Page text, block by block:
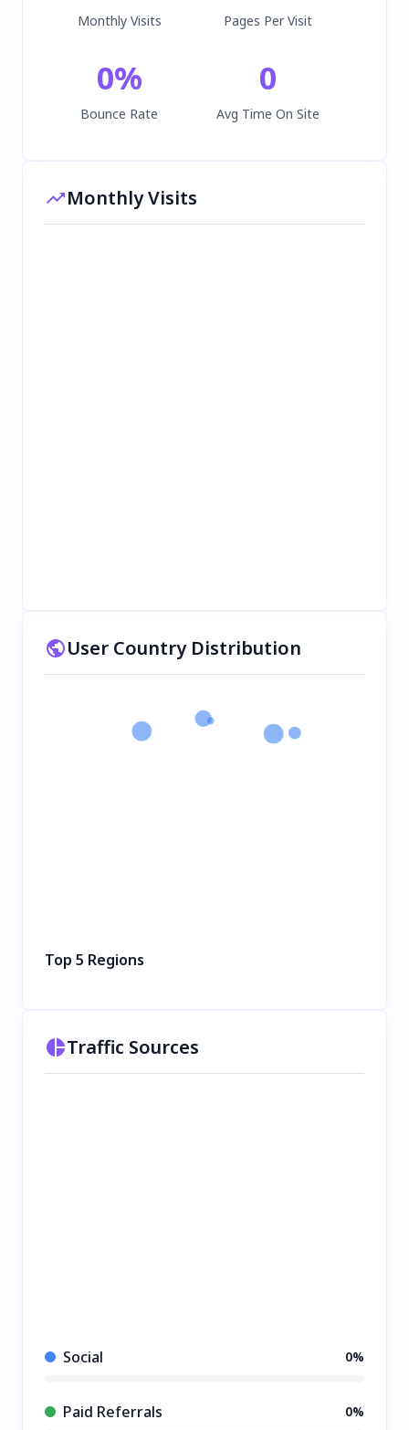
Monthly Visits Pages Per Visit
0%
Bounce Rate
0
Avg Time On Site
Monthly Visits
User Country Distribution
Top 5 Regions
Traffic Sources
Social 0%
Paid Referrals 0%